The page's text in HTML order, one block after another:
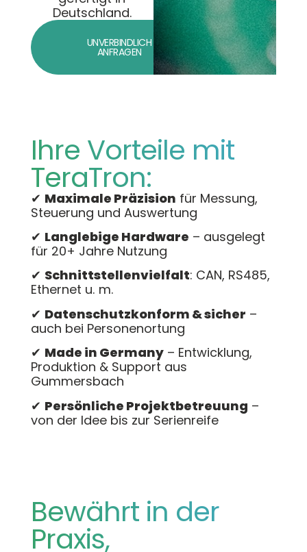
Deutschland.
UNVERBINDLICH
ANFRAGEN
Ihre Vorteile mit
TeraTron:
✔ Maximale Präzision für Messung,
Steuerung und Auswertung
✔ Langlebige Hardware – ausgelegt
für 20+ Jahre Nutzung
✔ Schnittstellenvielfalt: CAN, RS485,
Ethernet u. m.
✔ Datenschutzkonform & sicher –
auch bei Personenortung
✔ Made in Germany– Entwicklung,
Produktion & Support aus
Gummersbach
✔ Persönliche Projektbetreuung –
von der Idee bis zur Serienreife
Bewährt in der
Praxis,